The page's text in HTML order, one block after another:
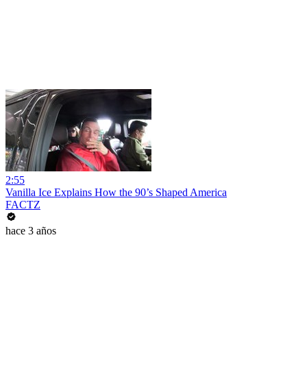
2:55
Vanilla Ice Explains How the 90’s Shaped America
FACTZ
hace 3 años